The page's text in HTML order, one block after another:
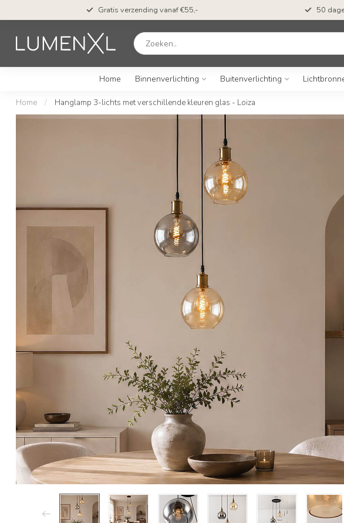
Gratis verzending vanaf €55,- 50
Home Binnenverlichting Buitenverlichting
Home / Hanglamp 3-lichts met verschillende kleuren glas - Loiza